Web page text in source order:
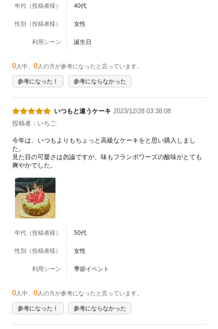
年代（投稿者様） 40代
性別（投稿者様） 女性
利用シーン 誕生日
0 人中、 0 人の方が参考になったと言っています。
参考になった！ 参考にならなかった
いつもと違うケーキ 2023/12/28 03:38:08
投稿者：いちご
今年は、いつもよりもちょっと高級なケーキをと思い購入しまし
た。
見た目の可愛さは勿論ですが、味もフランボワーズの酸味がとても
爽やかでした。
年代（投稿者様） 50代
性別（投稿者様） 女性
利用シーン 季節イベント
0 人中、 0 人の方が参考になったと言っています。
参考になった！ 参考にならなかった